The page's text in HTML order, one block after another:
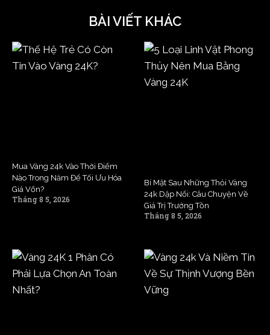
BÀI VIẾT KHÁC
Mua Vàng 24k Vào Thời Điểm
Nào Trong Năm Để Tối Ưu Hóa
Giá Vốn?
Tháng 8 5, 2026
Bí Mật Sau Những Thỏi Vàng
24k Dập Nổi: Câu Chuyện Về
Giá Trị Trường Tồn
Tháng 8 5, 2026